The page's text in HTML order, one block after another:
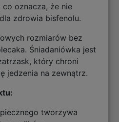
co oznacza, że nie
zdrowia bisfenolu.
rozmiarów bez
Śniadaniówka jest
który chroni
jedzenia na zewnątrz.
tworzywa